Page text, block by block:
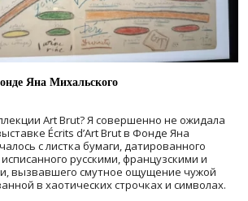
Яна Михальского
Art Brut? Я совершенно не ожидала
Écrits d’Art Brut в Фонде Яна
с листка бумаги, датированного
русскими, французскими и
вызвавшего смутное ощущение чужой
в хаотических строчках и символах.